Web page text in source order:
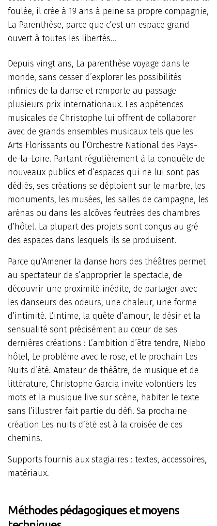
foulée, il crée à 19 ans à peine sa propre compagnie,
La Parenthèse, parce que c’est un espace grand
ouvert à toutes les libertés…
Depuis vingt ans, La parenthèse voyage dans le
monde, sans cesser d’explorer les possibilités
infinies de la danse et remporte au passage
plusieurs prix internationaux. Les appétences
musicales de Christophe lui offrent de collaborer
avec de grands ensembles musicaux tels que les
Arts Florissants ou l’Orchestre National des Pays-
de-la-Loire. Partant régulièrement à la conquête de
nouveaux publics et d’espaces qui ne lui sont pas
dédiés, ses créations se déploient sur le marbre, les
monuments, les musées, les salles de campagne, les
arénas ou dans les alcôves feutrées des chambres
d’hôtel. La plupart des projets sont conçus au gré
des espaces dans lesquels ils se produisent.
Parce qu’Amener la danse hors des théâtres permet
au spectateur de s’approprier le spectacle, de
découvrir une proximité inédite, de partager avec
les danseurs des odeurs, une chaleur, une forme
d’intimité. L’intime, la quête d’amour, le désir et la
sensualité sont précisément au cœur de ses
dernières créations : L’ambition d’être tendre, Niebo
hôtel, Le problème avec le rose, et le prochain Les
Nuits d’été. Amateur de théâtre, de musique et de
littérature, Christophe Garcia invite volontiers les
mots et la musique live sur scène, habiter le texte
sans l’illustrer fait partie du défi. Sa prochaine
création Les nuits d’été est à la croisée de ces
chemins.
Supports fournis aux stagiaires : textes, accessoires,
matériaux.
Méthodes pédagogiques et moyens